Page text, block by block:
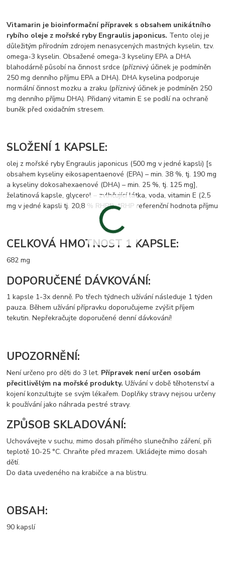
Vitamarin je bioinformační přípravek s obsahem unikátního
rybího oleje z mořské ryby Engraulis japonicus. Tento olej je
důležitým přírodním zdrojem nenasycených mastných kyselin, tzv.
omega-3 kyselin. Obsažené omega-3 kyseliny EPA a DHA
blahodárně působí na činnost srdce (příznivý účinek je podmíněn
250 mg denního příjmu EPA a DHA). DHA kyselina podporuje
normální činnost mozku a zraku (příznivý účinek je podmíněn 250
mg denního příjmu DHA). Přidaný vitamin E se podílí na ochraně
buněk před oxidačním stresem.
SLOŽENÍ 1 KAPSLE:
olej z mořské ryby Engraulis japonicus (500 mg v jedné kapsli) [s
obsahem kyseliny eikosapentaenové (EPA) – min. 38 %, tj. 190 mg
a kyseliny dokosahexaenové (DHA) – min. 25 %, tj. 125 mg],
želatinová kapsle, glycerol – zvlhčující látka, voda, vitamin E (2,5
mg v jedné kapsli tj. 20,8 % RHP*). *RHP referenční hodnota příjmu
CELKOVÁ HMOTNOST 1 KAPSLE:
682 mg
DOPORUČENÉ DÁVKOVÁNÍ:
1 kapsle 1-3x denně. Po třech týdnech užívání následuje 1 týden
pauza. Během užívání přípravku doporučujeme zvýšit příjem
tekutin. Nepřekračujte doporučené denní dávkování!
UPOZORNĚNÍ:
Není určeno pro děti do 3 let. Přípravek není určen osobám
přecitlivělým na mořské produkty. Užívání v době těhotenství a
kojení konzultujte se svým lékařem. Doplňky stravy nejsou určeny
k používání jako náhrada pestré stravy.
ZPŮSOB SKLADOVÁNÍ:
Uchovávejte v suchu, mimo dosah přímého slunečního záření, při
teplotě 10-25 °C. Chraňte před mrazem. Ukládejte mimo dosah
dětí.
Do data uvedeného na krabičce a na blistru.
OBSAH:
90 kapslí